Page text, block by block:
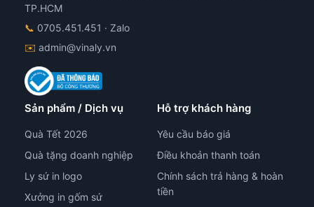
TP.HCM
📞 0705.451.451 · Zalo
✉️ admin@vinaly.vn
Sản phẩm / Dịch vụ
Quà Tết 2026
Quà tặng doanh nghiệp
Ly sứ in logo
Xưởng in gốm sứ
Hỗ trợ khách hàng
Yêu cầu báo giá
Điều khoản thanh toán
Chính sách trả hàng & hoàn
tiền